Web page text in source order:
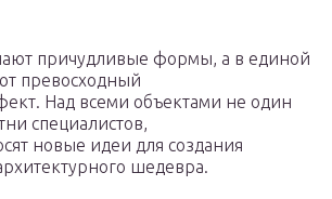
причудливые формы, а в единой
превосходный
Над всеми объектами не один
специалистов,
новые идеи для создания
шедевра.